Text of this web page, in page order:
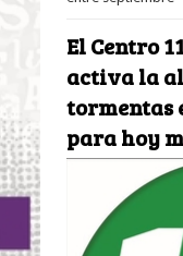
El Centro
activa la
tormentas
para hoy